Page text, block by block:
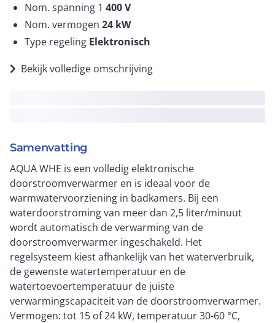
Nom. spanning 1 400V
Nom. vermogen 24 kW
Type regeling Elektronisch
Bekijk volledige omschrijving
Samenvatting
AQUA WHE is een volledig elektronische
doorstroomverwarmer en is ideaal voor de
warmwatervoorziening in badkamers. Bij een
waterdoorstroming van meer dan 2,5 liter/minuut
wordt automatisch de verwarming van de
doorstroomverwarmer ingeschakeld. Het
regelsysteem kiest afhankelijk van het waterverbruik,
de gewenste watertemperatuur en de
watertoevoertemperatuur de juiste
verwarmingscapaciteit van de doorstroomverwarmer.
Vermogen: tot 15 of 24 kW, temperatuur 30-60 °C,